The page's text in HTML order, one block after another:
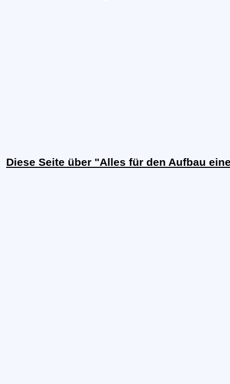
Diese Seite über "Alles für den Aufbau